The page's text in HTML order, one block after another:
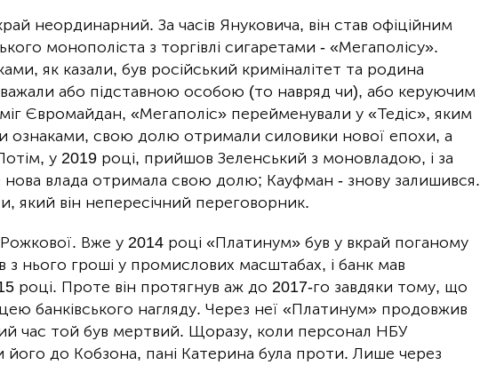
неординарний. За часів Януковича, він став офіційним
монополіста з торгівлі сигаретами - «Мегаполісу».
як казали, був російський криміналітет та родина
або підставною особою (то навряд чи), або керуючим
Євромайдан, «Мегаполіс» перейменували у «Тедіс», яким
ознаками, свою долю отримали силовики нової епохи, а
у 2019 році, прийшов Зеленський з моновладою, і за
влада отримала свою долю; Кауфман - знову залишився.
який він непересічний переговорник.
Вже у 2014 році «Платинум» був у вкрай поганому
з нього гроші у промислових масштабах, і банк мав
році. Проте він протягнув аж до 2017-го завдяки тому, що
банківського нагляду. Через неї «Платинум» продовжив
час той був мертвий. Щоразу, коли персонал НБУ
його до Кобзона, пані Катерина була проти. Лише через